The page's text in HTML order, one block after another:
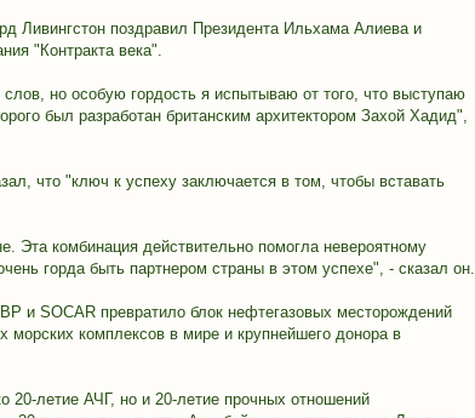
Ливингстон поздравил Президента Ильхама Алиева и
"Контракта века".
но особую гордость я испытываю от того, что выступаю
был разработан британским архитектором Захой Хадид",
что "ключ к успеху заключается в том, чтобы вставать
Эта комбинация действительно помогла невероятному
горда быть партнером страны в этом успехе", - сказал он.
и SOCAR превратило блок нефтегазовых месторождений
комплексов в мире и крупнейшего донора в
20-летие АЧГ, но и 20-летие прочных отношений